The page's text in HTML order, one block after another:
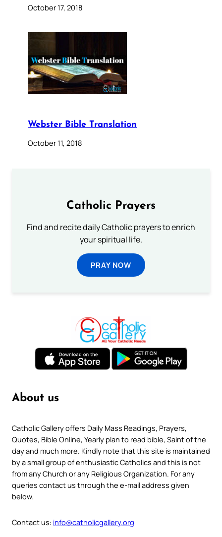
October 17, 2018
Webster Bible Translation
October 11, 2018
Catholic Prayers
Find and recite daily Catholic prayers to enrich
your spiritual life.
PRAY NOW
About us
Catholic Gallery offers Daily Mass Readings, Prayers,
Quotes, Bible Online, Yearly plan to read bible, Saint of the
day and much more. Kindly note that this site is maintained
by a small group of enthusiastic Catholics and this is not
from any Church or any Religious Organization. For any
queries contact us through the e-mail address given
below.
Contact us: info@catholicgallery.org